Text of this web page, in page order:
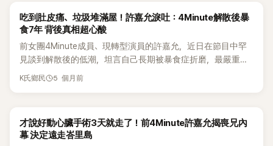
員，直到後來才知道她其實是4Minute出身，甚至還驚訝問她
當時是不是才28歲，意外讓現場笑成一片。 自從4Minute在
2016年解散後，南智賢便轉往戲劇圈發展。她在節目中也順帶
分享成員們的近況，透露去年成員們還特地到她的學院幫忙宣
傳，讓她相當感動。她表示，忙內權昭賢目前持續以演員身分
瞬間成了節目笑點。 除了分享近況，南智賢也談起4Minute活
動時期的苦日子。她透露，當年因為公司財務狀況不佳，5位成
吃到肚皮痛、垃圾堆滿屋！許嘉允淚吐：4Minute解散後暴
食7年 背後真相超心酸
前女團4Minute成員、現轉型演員的許嘉允，近日在節目中罕
見談到解散後的低潮，坦言自己長期被暴食症折磨，最嚴重時
甚至「手會發抖、感受不到飽」，狀況一路拖了將近7年，最後不
集，許嘉允上節目分享近況，透露自己目前已在峇里島生活第3
年。主持人劉在錫問她「為什麼會離開？」許嘉允表示，其實她
K氏鄉民 5 個月前
才說好動心臟手術3天就走了！前4Minute許嘉允揭喪兄內
幕 決定遠走峇里島